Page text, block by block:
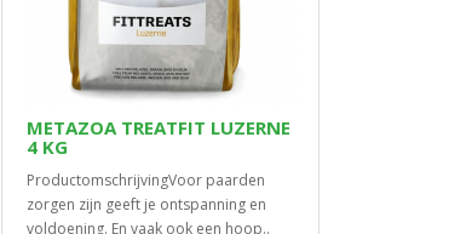
METAZOA TREATFIT LUZERNE
4 KG
ProductomschrijvingVoor paarden
zorgen zijn geeft je ontspanning en
voldoening. En vaak ook een hoop..